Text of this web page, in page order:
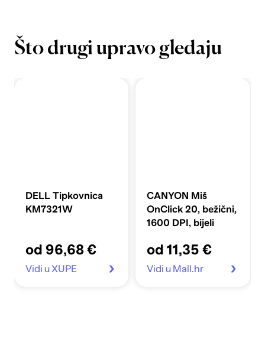
Što drugi upravo gledaju
DELL Tipkovnica
KM7321W
od 96,68 €
Vidi u XUPE
CANYON Miš
OnClick 20, bežični,
1600 DPI, bijeli
od 11,35 €
Vidi u Mall.hr